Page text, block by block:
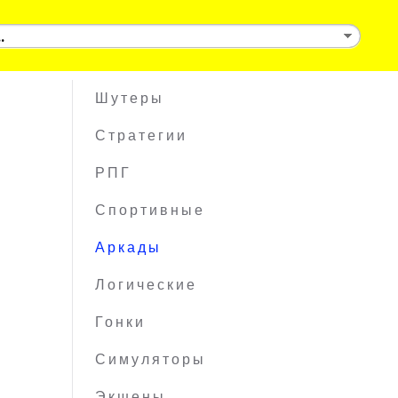
Шутеры
Стратегии
РПГ
Спортивные
Аркады
Логические
Гонки
Симуляторы